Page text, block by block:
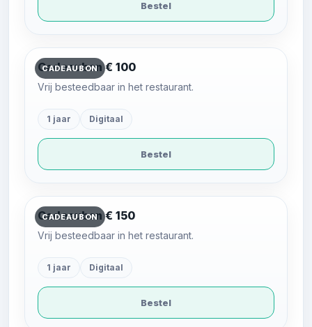
Bestel
CADEAUBON
Cadeaubon € 100
Vrij besteedbaar in het restaurant.
1 jaar Digitaal
Bestel
CADEAUBON
Cadeaubon € 150
Vrij besteedbaar in het restaurant.
1 jaar Digitaal
Bestel